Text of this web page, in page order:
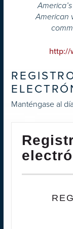
American
http://
Manténgase al